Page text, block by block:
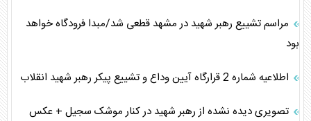
مراسم تشییع رهبر شهید در مشهد ‌قطعی شد/مبدا فرودگاه خواهد
بود
اطلاعیه شماره 2 قرارگاه آیین وداع و تشییع پیکر رهبر شهید انقلاب
تصویری دیده نشده از رهبر شهید در کنار موشک سجیل + عکس